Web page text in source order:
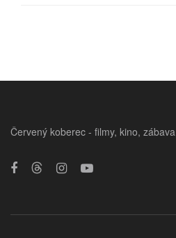
Červený koberec - filmy, kino, zábava